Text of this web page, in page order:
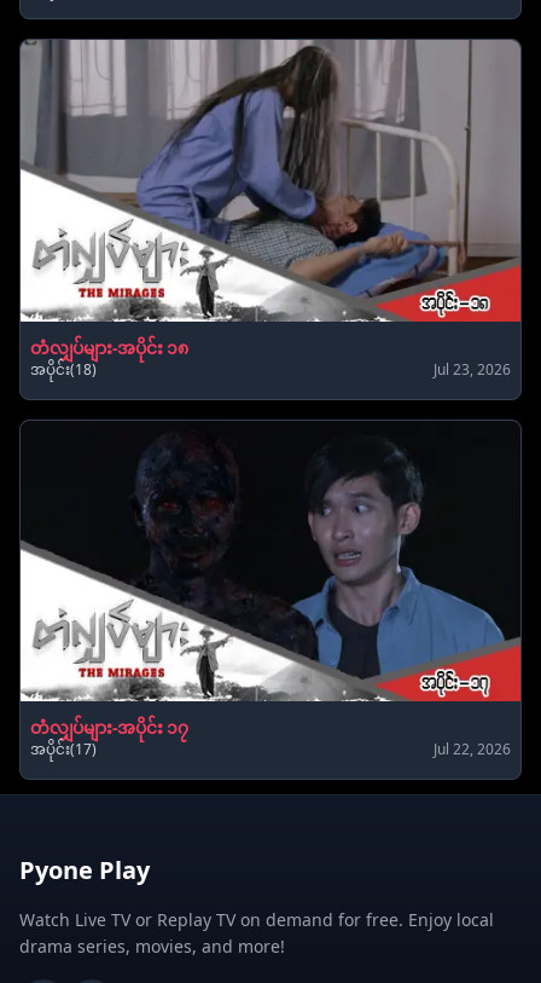
တံလျှပ်များ-အပိုင်း ၁၈
အပိုင်း(18) Jul 23, 2026
တံလျှပ်များ-အပိုင်း ၁၇
အပိုင်း(17) Jul 22, 2026
Pyone Play
Watch Live TV or Replay TV on demand for free. Enjoy local
drama series, movies, and more!